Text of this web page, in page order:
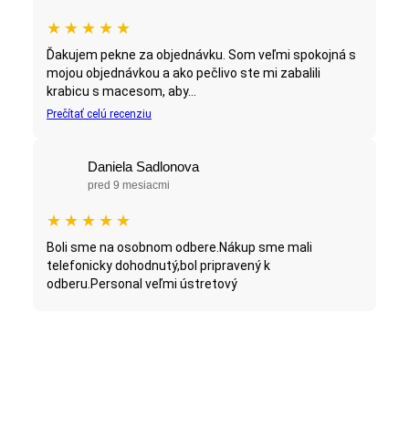
★ ★ ★ ★ ★
Ďakujem pekne za objednávku. Som veľmi spokojná s
mojou objednávkou a ako pečlivo ste mi zabalili
krabicu s macesom, aby...
Prečítať celú recenziu
Daniela Sadlonova
pred 9 mesiacmi
★ ★ ★ ★ ★
Boli sme na osobnom odbere.Nákup sme mali
telefonicky dohodnutý,bol pripravený k
odberu.Personal veľmi ústretový